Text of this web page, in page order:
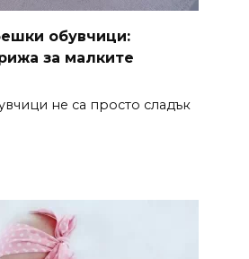
обувчици:
за малките
не са просто сладък